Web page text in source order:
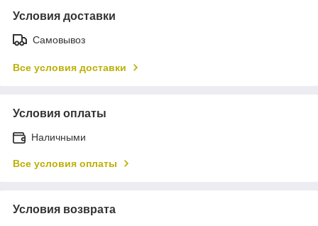
Условия доставки
Самовывоз
Все условия доставки
Условия оплаты
Наличными
Все условия оплаты
Условия возврата